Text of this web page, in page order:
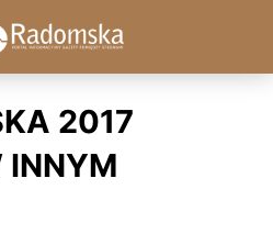
2017
INNYM